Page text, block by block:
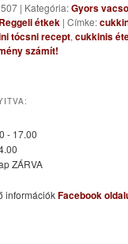
| Kategória:Gyors
Reggeli étkek |Címke:
tócsni recept,cukkinis
számít!
- 17.00
ZÁRVA
információkFacebook